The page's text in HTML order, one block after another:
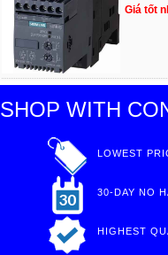
Giá tốt
SHOP WITH
LOWEST
30-DAY NO
HIGHEST